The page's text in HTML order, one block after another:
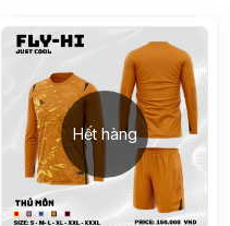
Hết hàng